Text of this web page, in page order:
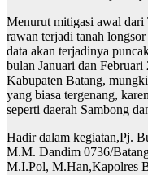
Menurut mitigasi awal
rawan terjadi tanah
data akan terjadinya
bulan Januari dan
Kabupaten Batang,
yang biasa tergenang,
seperti daerah Sambong
Hadir dalam kegiatan,Pj.
M.M. Dandim 0736/
M.I.Pol, M.Han,Kapolres